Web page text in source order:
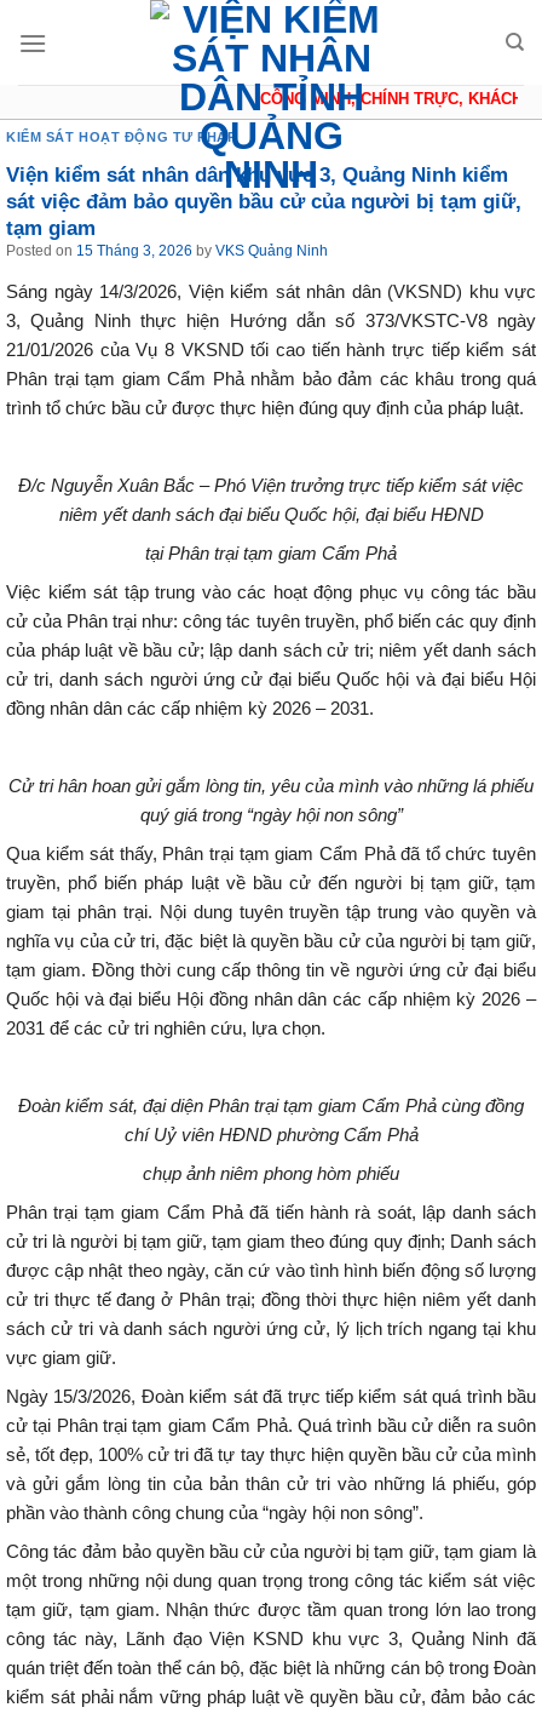
CÔNG MINH, CHÍNH TRỰC, KHÁCH
KIỂM SÁT HOẠT ĐỘNG TƯ PHÁP
Viện kiểm sát nhân dân khu vực 3, Quảng Ninh kiểm
sát việc đảm bảo quyền bầu cử của người bị tạm giữ,
tạm giam
Posted on 15 Tháng 3, 2026 by VKS Quảng Ninh
Sáng ngày 14/3/2026, Viện kiểm sát nhân dân (VKSND) khu vực
3, Quảng Ninh thực hiện Hướng dẫn số 373/VKSTC-V8 ngày
21/01/2026 của Vụ 8 VKSND tối cao tiến hành trực tiếp kiểm sát
Phân trại tạm giam Cẩm Phả nhằm bảo đảm các khâu trong quá
trình tổ chức bầu cử được thực hiện đúng quy định của pháp luật.
Đ/c Nguyễn Xuân Bắc – Phó Viện trưởng trực tiếp kiểm sát việc
niêm yết danh sách đại biểu Quốc hội, đại biểu HĐND
tại Phân trại tạm giam Cẩm Phả
Việc kiểm sát tập trung vào các hoạt động phục vụ công tác bầu
cử của Phân trại như: công tác tuyên truyền, phổ biến các quy định
của pháp luật về bầu cử; lập danh sách cử tri; niêm yết danh sách
cử tri, danh sách người ứng cử đại biểu Quốc hội và đại biểu Hội
đồng nhân dân các cấp nhiệm kỳ 2026 – 2031.
Cử tri hân hoan gửi gắm lòng tin, yêu của mình vào những lá phiếu
quý giá trong “ngày hội non sông”
Qua kiểm sát thấy, Phân trại tạm giam Cẩm Phả đã tổ chức tuyên
truyền, phổ biến pháp luật về bầu cử đến người bị tạm giữ, tạm
giam tại phân trại. Nội dung tuyên truyền tập trung vào quyền và
nghĩa vụ của cử tri, đặc biệt là quyền bầu cử của người bị tạm giữ,
tạm giam. Đồng thời cung cấp thông tin về người ứng cử đại biểu
Quốc hội và đại biểu Hội đồng nhân dân các cấp nhiệm kỳ 2026 –
2031 để các cử tri nghiên cứu, lựa chọn.
Đoàn kiểm sát, đại diện Phân trại tạm giam Cẩm Phả cùng đồng
chí Uỷ viên HĐND phường Cẩm Phả
chụp ảnh niêm phong hòm phiếu
Phân trại tạm giam Cẩm Phả đã tiến hành rà soát, lập danh sách
cử tri là người bị tạm giữ, tạm giam theo đúng quy định; Danh sách
được cập nhật theo ngày, căn cứ vào tình hình biến động số lượng
cử tri thực tế đang ở Phân trại; đồng thời thực hiện niêm yết danh
sách cử tri và danh sách người ứng cử, lý lịch trích ngang tại khu
vực giam giữ.
Ngày 15/3/2026, Đoàn kiểm sát đã trực tiếp kiểm sát quá trình bầu
cử tại Phân trại tạm giam Cẩm Phả. Quá trình bầu cử diễn ra suôn
sẻ, tốt đẹp, 100% cử tri đã tự tay thực hiện quyền bầu cử của mình
và gửi gắm lòng tin của bản thân cử tri vào những lá phiếu, góp
phần vào thành công chung của “ngày hội non sông”.
Công tác đảm bảo quyền bầu cử của người bị tạm giữ, tạm giam là
một trong những nội dung quan trọng trong công tác kiểm sát việc
tạm giữ, tạm giam. Nhận thức được tầm quan trong lớn lao trong
công tác này, Lãnh đạo Viện KSND khu vực 3, Quảng Ninh đã
quán triệt đến toàn thể cán bộ, đặc biệt là những cán bộ trong Đoàn
kiểm sát phải nắm vững pháp luật về quyền bầu cử, đảm bảo các